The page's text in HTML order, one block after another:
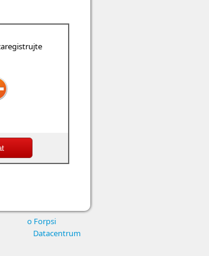
o Forpsi
Datacentrum